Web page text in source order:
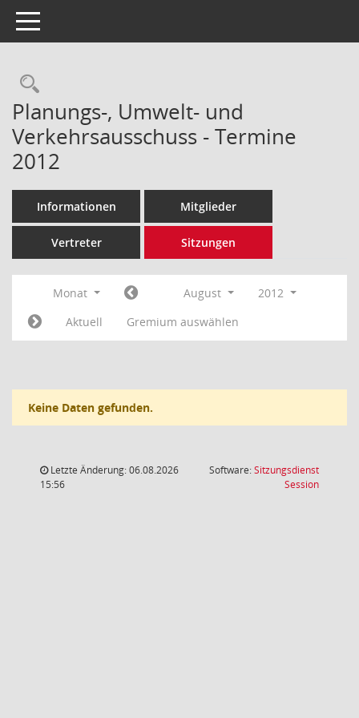
Toggle navigation
Rechercheauswahl
Planungs-, Umwelt- und
Verkehrsausschuss - Termine
2012
Informationen Mitglieder
Vertreter Sitzungen
Monat August
2012
Aktuell
Gremium auswählen
Keine Daten gefunden.
Letzte Änderung: 06.08.2026
15:56
Software:Sitzungsdienst
Session(Wird in